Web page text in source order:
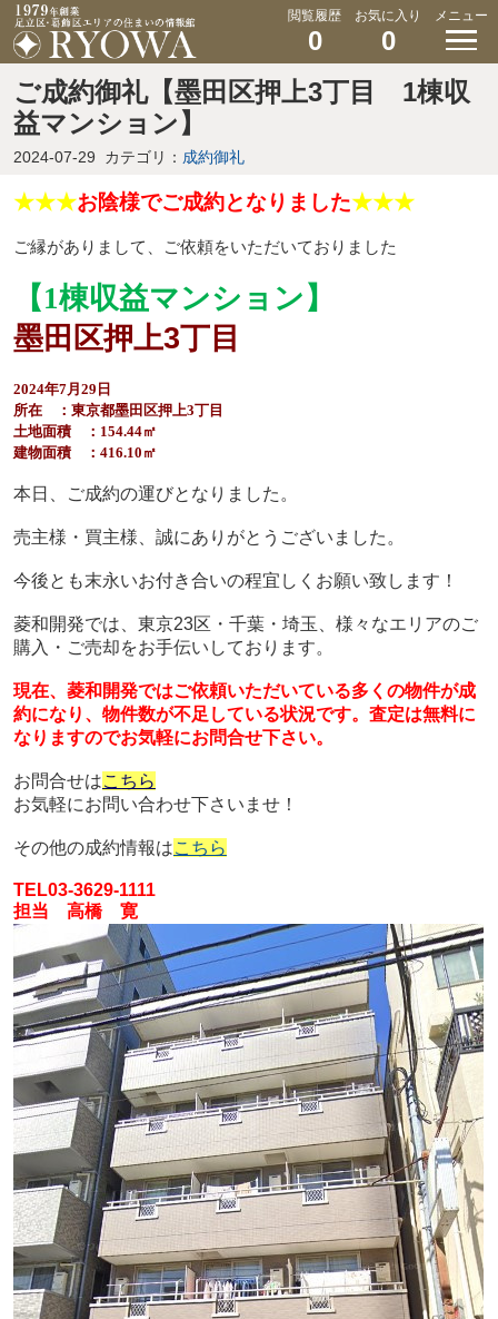
閲覧履歴
0
お気に入り
0
メニュー
ご成約御礼【墨田区押上3丁目 1棟収
益マンション】
2024-07-29 カテゴリ： 成約御礼
★★★お陰様でご成約となりました★★★
ご縁がありまして、ご依頼をいただいておりました
【1棟収益マンション】
墨田区押上3丁目
2024年7月29日
所在 ：東京都墨田区押上3丁目
土地面積 ：154.44㎡
建物面積 ：416.10㎡
本日、ご成約の運びとなりました。
売主様・買主様、誠にありがとうございました。
今後とも末永いお付き合いの程宜しくお願い致します！
菱和開発では、東京23区・千葉・埼玉、様々なエリアのご
購入・ご売却をお手伝いしております。
現在、菱和開発ではご依頼いただいている多くの物件が成
約になり、物件数が不足している状況です。 査定は無料に
なりますのでお気軽にお問合せ下さい。
お問合せはこちら
お気軽にお問い合わせ下さいませ！
その他の成約情報はこちら
TEL03-3629-1111
担当 高橋 寛